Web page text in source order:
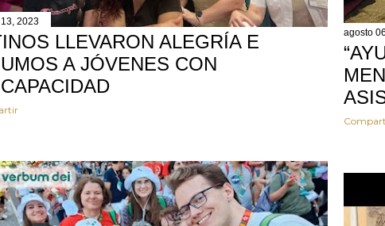
2023
LLEVARON ALEGRÍA E
A JÓVENES CON
agosto